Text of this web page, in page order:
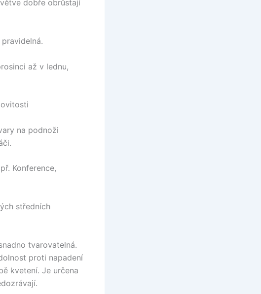
dobře obrůstají
až v lednu,
na podnoži
Konference,
středních
tvarovatelná.
proti napadení
kvetení. Je určena